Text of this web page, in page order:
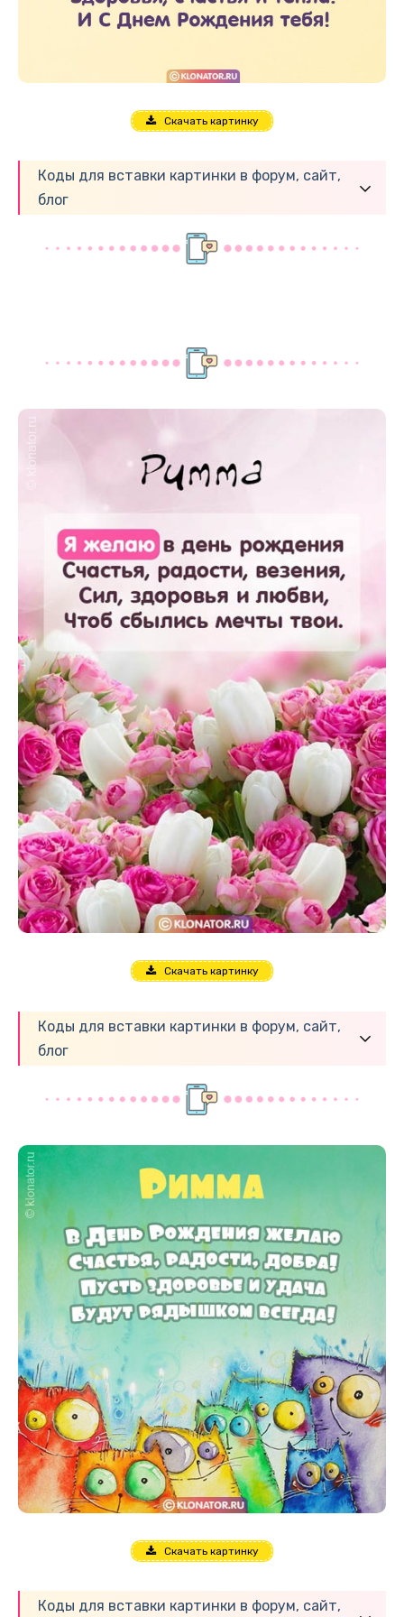
Скачать картинку
Коды для вставки картинки в форум, сайт,
блог
Скачать картинку
Коды для вставки картинки в форум, сайт,
блог
Скачать картинку
Коды для вставки картинки в форум, сайт,